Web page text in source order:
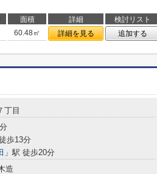
面積 詳細
検討リスト
60.48㎡ 詳細を見る 追加する
丁目
歩13分
」駅 徒歩20分
造